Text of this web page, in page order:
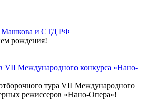
Машкова и СТД РФ
рождения!
VII Международного конкурса «Нано-
тура VII Международного
режиссеров «Нано-Опера»!